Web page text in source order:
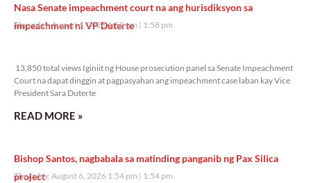
Nasa Senate impeachment court na ang hurisdiksyon sa
impeachment ni VP Duterte
Thursday, August 6, 2026 1:58 pm 1:58 pm
13,850 total views Iginiit ng House prosecution panel sa Senate Impeachment
Court na dapat dinggin at pagpasyahan ang impeachment case laban kay Vice
President Sara Duterte
READ MORE »
Bishop Santos, nagbabala sa matinding panganib ng Pax Silica
project
Thursday, August 6, 2026 1:54 pm 1:54 pm